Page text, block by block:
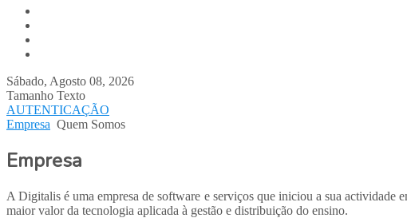
Sábado, Agosto 08, 2026
Tamanho Texto
AUTENTICAÇÃO
Empresa Quem Somos
Empresa
A Digitalis é uma empresa de software e serviços que iniciou a sua actividade
maior valor da tecnologia aplicada à gestão e distribuição do ensino.